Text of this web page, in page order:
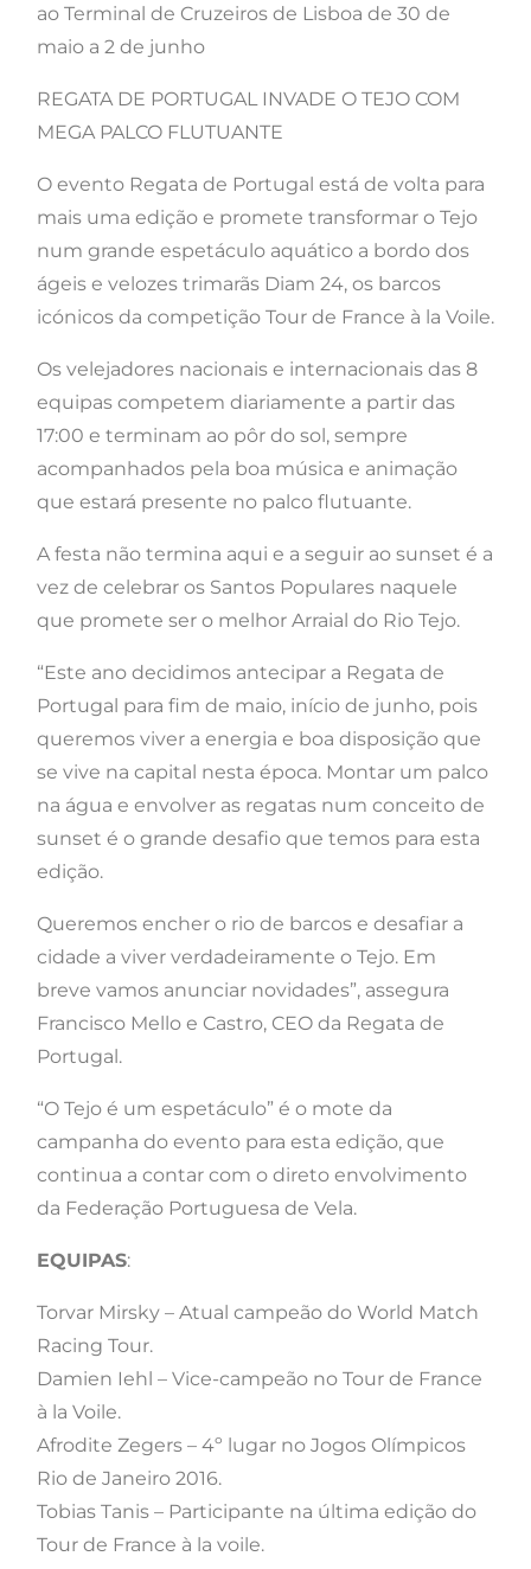
ao Terminal de Cruzeiros de Lisboa de 30 de
maio a 2 de junho
REGATA DE PORTUGAL INVADE O TEJO COM
MEGA PALCO FLUTUANTE
O evento Regata de Portugal está de volta para
mais uma edição e promete transformar o Tejo
num grande espetáculo aquático a bordo dos
ágeis e velozes trimarãs Diam 24, os barcos
icónicos da competição Tour de France à la Voile.
Os velejadores nacionais e internacionais das 8
equipas competem diariamente a partir das
17:00 e terminam ao pôr do sol, sempre
acompanhados pela boa música e animação
que estará presente no palco flutuante.
A festa não termina aqui e a seguir ao sunset é a
vez de celebrar os Santos Populares naquele
que promete ser o melhor Arraial do Rio Tejo.
“Este ano decidimos antecipar a Regata de
Portugal para fim de maio, início de junho, pois
queremos viver a energia e boa disposição que
se vive na capital nesta época. Montar um palco
na água e envolver as regatas num conceito de
sunset é o grande desafio que temos para esta
edição.
Queremos encher o rio de barcos e desafiar a
cidade a viver verdadeiramente o Tejo. Em
breve vamos anunciar novidades”, assegura
Francisco Mello e Castro, CEO da Regata de
Portugal.
“O Tejo é um espetáculo” é o mote da
campanha do evento para esta edição, que
continua a contar com o direto envolvimento
da Federação Portuguesa de Vela.
EQUIPAS:
Torvar Mirsky – Atual campeão do World Match
Racing Tour.
Damien Iehl – Vice-campeão no Tour de France
à la Voile.
Afrodite Zegers – 4º lugar no Jogos Olímpicos
Rio de Janeiro 2016.
Tobias Tanis – Participante na última edição do
Tour de France à la voile.